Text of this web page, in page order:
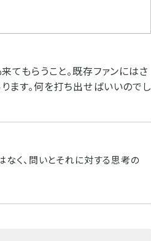
てもらうこと。既存ファンにはさ
ます。何を打ち出せばいいのでし
なく、問いとそれに対する思考の